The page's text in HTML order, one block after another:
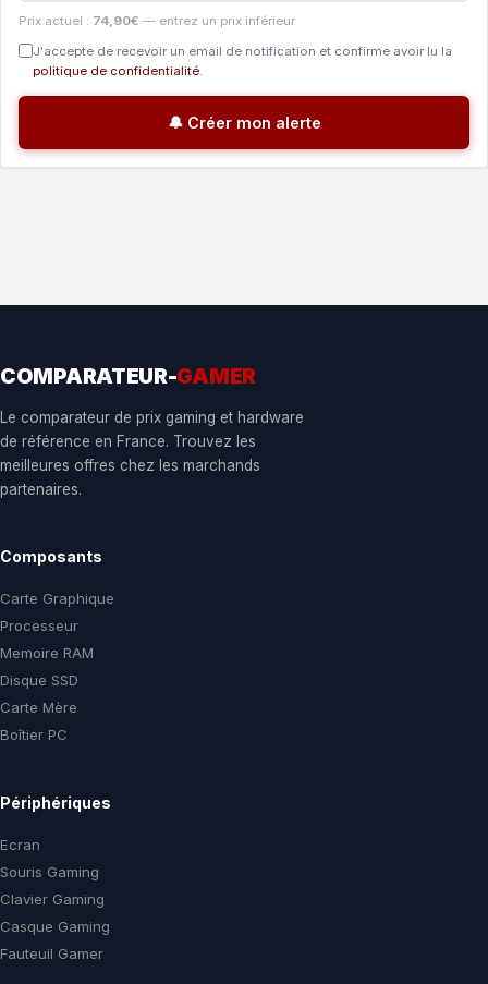
Prix actuel : 74,90€ — entrez un prix inférieur
J'accepte de recevoir un email de notification et confirme avoir lu la
politique de confidentialité.
🔔 Créer mon alerte
COMPARATEUR-GAMER
Le comparateur de prix gaming et hardware
de référence en France. Trouvez les
meilleures offres chez les marchands
partenaires.
Composants
Carte Graphique
Processeur
Memoire RAM
Disque SSD
Carte Mère
Boîtier PC
Périphériques
Ecran
Souris Gaming
Clavier Gaming
Casque Gaming
Fauteuil Gamer